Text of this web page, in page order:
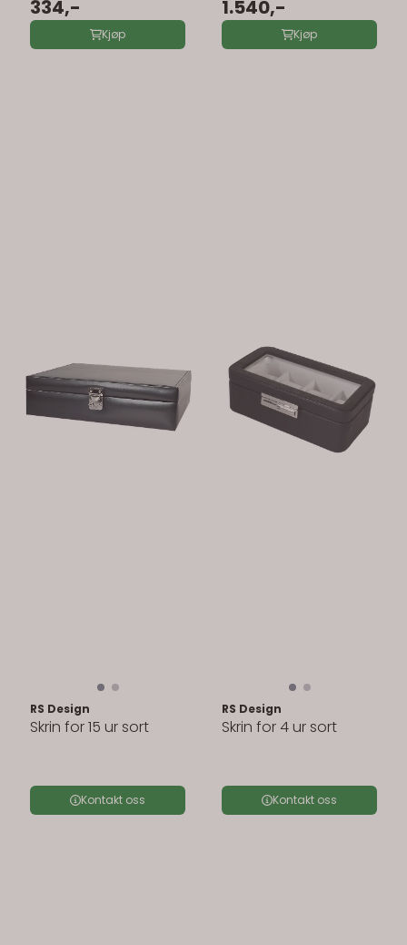
334,-
Kjøp
1.540,-
Kjøp
RS Design
Skrin for 15 ur sort
Kontakt oss
RS Design
Skrin for 4 ur sort
Kontakt oss